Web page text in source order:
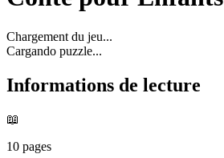
Chargement du jeu...
Cargando puzzle...
Informations de lecture
📖
10 pages